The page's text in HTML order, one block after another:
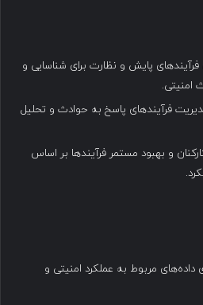
فرآیندهای پایش و نظارت برای شناسایی و
امنیتی.
فرآیندهای پاسخ به حوادث و تحلیل
و بهبود مستمر فرآیندها بر اساس
داده‌های مربوط به عملکرد امنیتی و